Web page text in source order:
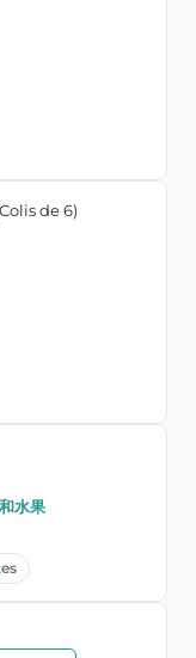
de 6)
水果